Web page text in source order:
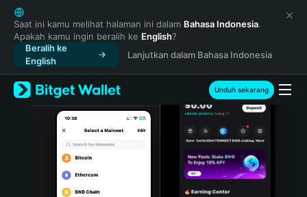
English
日本語
Tiếng Việt
Русский
Español (Latinoamérica)
Türkçe
Italiano
Português (Portugal)
Saat ini kamu melihat halaman ini dalam Bahasa Indonesia.
Apakah kamu ingin beralih ke English?
Beralih ke
English
Lanjutkan dalam Bahasa Indonesia
Unduh sekarang